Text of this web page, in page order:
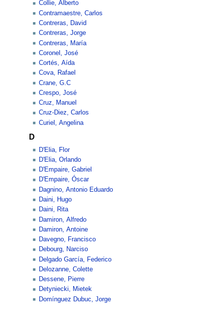
Collie, Alberto
Contramaestre, Carlos
Contreras, David
Contreras, Jorge
Contreras, María
Coronel, José
Cortés, Aída
Cova, Rafael
Crane, G.C
Crespo, José
Cruz, Manuel
Cruz-Diez, Carlos
Curiel, Angelina
D
D'Elia, Flor
D'Elia, Orlando
D'Empaire, Gabriel
D'Empaire, Óscar
Dagnino, Antonio Eduardo
Daini, Hugo
Daini, Rita
Damiron, Alfredo
Damiron, Antoine
Davegno, Francisco
Debourg, Narciso
Delgado García, Federico
Delozanne, Colette
Dessene, Pierre
Detyniecki, Mietek
Domínguez Dubuc, Jorge